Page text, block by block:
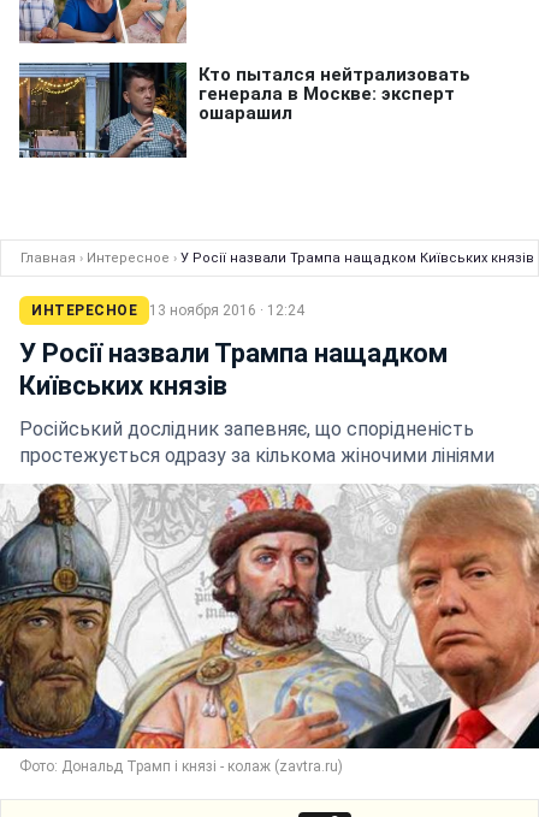
Главная › Интересное › У Росії назвали Трампа нащадком Київських князів
ИНТЕРЕСНОЕ 13 ноября 2016 · 12:24
У Росії назвали Трампа нащадком
Київських князів
Російський дослідник запевняє, що спорідненість
простежується одразу за кількома жіночими лініями
Фото: Дональд Трамп і князі - колаж (zavtra.ru)